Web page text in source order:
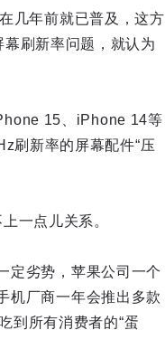
几年前就已普及，这方
刷新率问题，就认为
15、iPhone 14等
刷新率的屏幕配件“压
一点儿关系。
定劣势，苹果公司一个
机厂商一年会推出多款
到所有消费者的“蛋